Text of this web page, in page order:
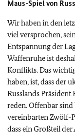
Maus-Spiel von
Wir haben in den
viel versprochen,
Entspannung der
Waffenruhe ist
Konflikts. Das
haben, ist, dass der
Russlands
reden. Offenbar
vereinbarten Zwölf-
dass ein Großteil